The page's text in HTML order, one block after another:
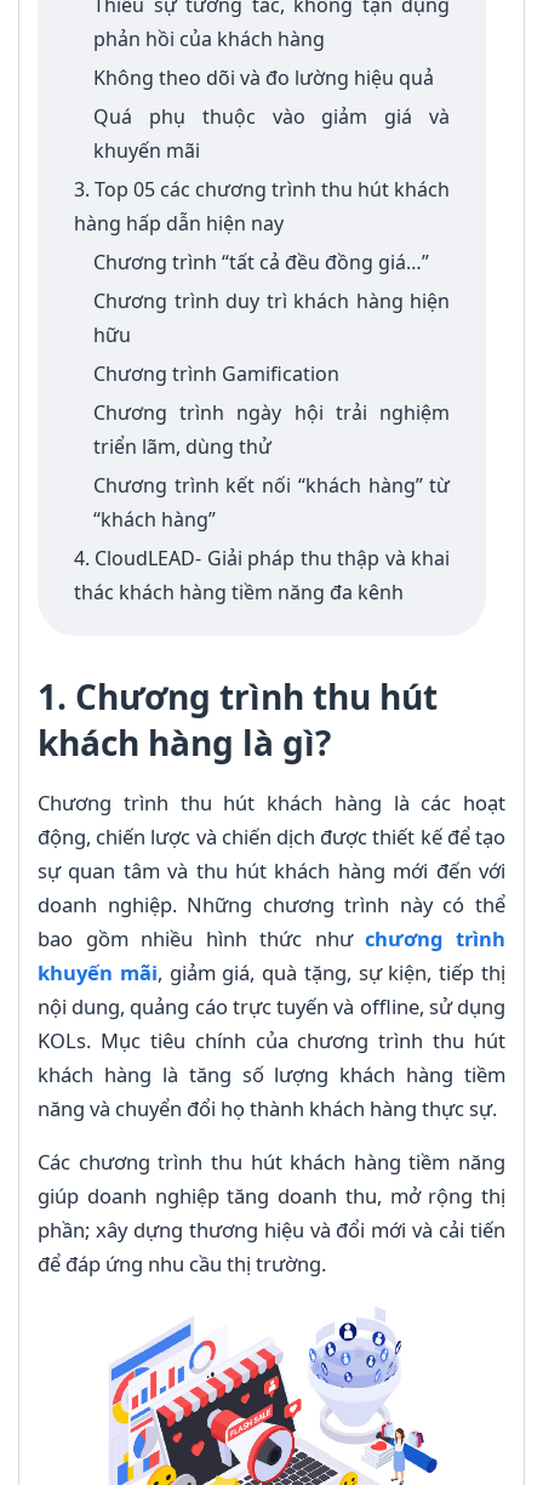
phản hồi của khách hàng
Không theo dõi và đo lường hiệu quả
Quá phụ thuộc vào giảm giá và
khuyến mãi
3. Top 05 các chương trình thu hút khách
hàng hấp dẫn hiện nay
Chương trình “tất cả đều đồng giá…”
Chương trình duy trì khách hàng hiện
hữu
Chương trình Gamification
Chương trình ngày hội trải nghiệm
triển lãm, dùng thử
Chương trình kết nối “khách hàng” từ
“khách hàng”
4. CloudLEAD- Giải pháp thu thập và khai
thác khách hàng tiềm năng đa kênh
1. Chương trình thu hút
khách hàng là gì?
Chương trình thu hút khách hàng là các hoạt
động, chiến lược và chiến dịch được thiết kế để tạo
sự quan tâm và thu hút khách hàng mới đến với
doanh nghiệp. Những chương trình này có thể
bao gồm nhiều hình thức nhưchương trình
khuyến mãi, giảm giá, quà tặng, sự kiện, tiếp thị
nội dung, quảng cáo trực tuyến và offline, sử dụng
KOLs. Mục tiêu chính của chương trình thu hút
khách hàng là tăng số lượng khách hàng tiềm
năng và chuyển đổi họ thành khách hàng thực sự.
Các chương trình thu hút khách hàng tiềm năng
giúp doanh nghiệp tăng doanh thu, mở rộng thị
phần; xây dựng thương hiệu và đổi mới và cải tiến
để đáp ứng nhu cầu thị trường.